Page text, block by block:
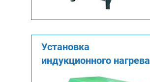
Установка
индукционного нагрева